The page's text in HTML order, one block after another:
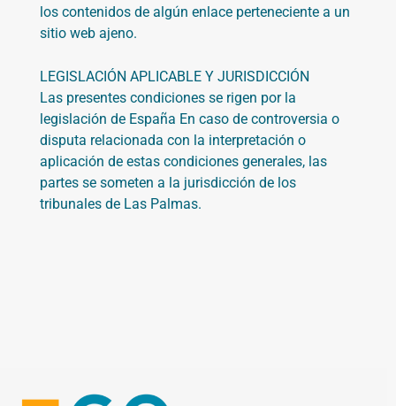
los contenidos de algún enlace perteneciente a un
sitio web ajeno.
LEGISLACIÓN APLICABLE Y JURISDICCIÓN
Las presentes condiciones se rigen por la
legislación de España En caso de controversia o
disputa relacionada con la interpretación o
aplicación de estas condiciones generales, las
partes se someten a la jurisdicción de los
tribunales de Las Palmas.